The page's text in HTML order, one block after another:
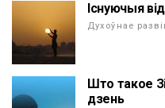
Існуючыя
Духоўнае
Што такое
дзень